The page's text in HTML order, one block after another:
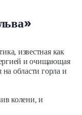
известная как
и очищающая
на области горла и
колени, и